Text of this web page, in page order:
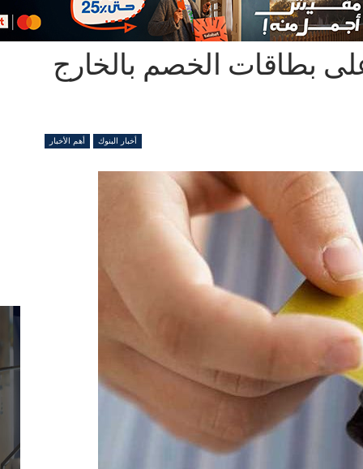
بطاقات الخصم بالخارج
أخبار البنوك أهم الأخبار